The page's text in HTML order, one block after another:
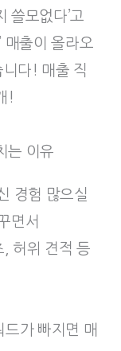
쓸모없다’고
매출이 올라오
다! 매출 직
!
는 이유
경험 많으실
면서
허위 견적 등
드가 빠지면 매